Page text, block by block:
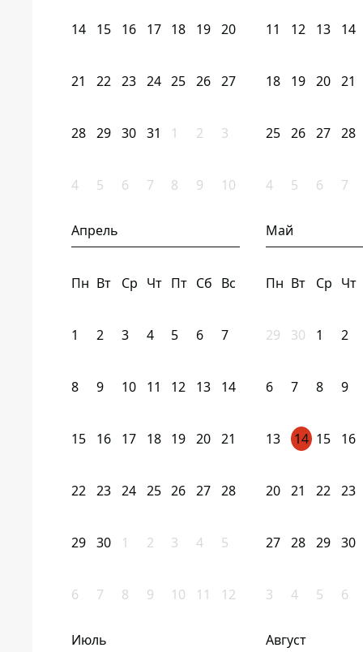
14 15 16 17 18 19 20
21 22 23 24 25 26 27
28 29 30 31 1 2 3
4 5 6 7 8 9 10
11 12 13 14
18 19 20 21
25 26 27 28
4 5 6 7
Апрель
Пн Вт Ср Чт Пт Сб Вс
1 2 3 4 5 6 7
8 9 10 11 12 13 14
15 16 17 18 19 20 21
22 23 24 25 26 27 28
29 30 1 2 3 4 5
6 7 8 9 10 11 12
Май
Пн Вт Ср Чт
29 30 1 2
6 7 8 9
13 14 15 16
20 21 22 23
27 28 29 30
3 4 5 6
Июль Август